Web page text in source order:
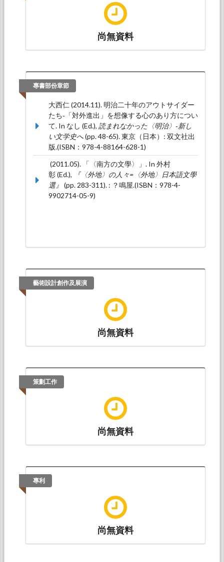
(大西仁)* (2015.05).江見水蔭の「海事小説」に
. Paper presented at 2015年中國文化大
與研究‐語言與文學、及文化其他領域〉‐, 中國文
化大學: 中國文化大學.
例会, 日本文学協会本部（在日本国東京都豊島
尚無資料
專書部份章節
大西仁 (2014.11). 明治二十年のアウトサイダー
たち‐「対外進出」を想像する心のあり方につい
て. In なし (Ed.), 読まれなかった〈明治〉‐新し
い文学史へ(pp. 48-65). 東京（日本）: 双文社出
版.(ISBN：978-4-88164-628-1)
(2011.05). 「〈南方の文學〉」. In 外村
彰 (Ed.),
『〈外地〉の人々=〈外地〉日本語文學
選』 (pp. 283-311). : ？鳴屋.(ISBN：978-4-
9902714-05-9)
藝術設計創作及展演
尚無資料
策劃工作
尚無資料
專利
尚無資料